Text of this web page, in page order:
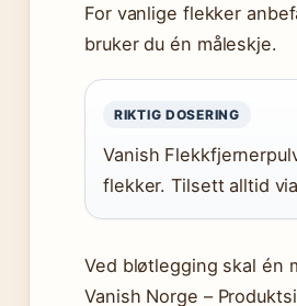
For vanlige flekker
bruker du én måleskje.
RIKTIG DOSERING
Vanish
flekker. Tilsett alltid
Ved bløtlegging skal én
Vanish Norge –